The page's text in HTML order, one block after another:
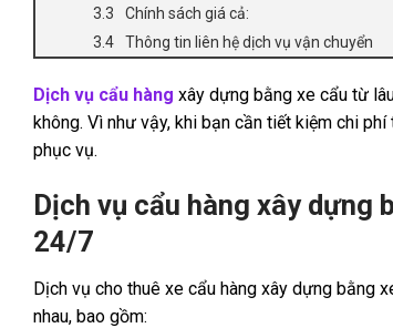
Chính sách giá cả:
Thông tin liên hệ dịch vụ vận chuyển
Dịch vụ cẩu hàng xây dựng bằng xe cẩu từ
không. Vì như vậy, khi bạn cần tiết kiệm chi
phục vụ.
Dịch vụ cẩu hàng xây dựng
24/7
Dịch vụ cho thuê xe cẩu hàng xây dựng bằng
nhau, bao gồm: